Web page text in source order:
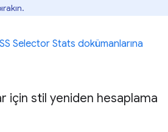
Selector Stats dokümanlarına
için stil yeniden hesaplama